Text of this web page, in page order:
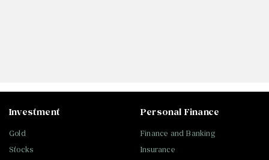
Investment
Gold
Stocks
Personal Finance
Finance and Banking
Insurance